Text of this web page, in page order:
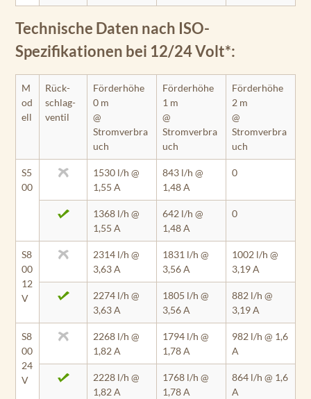
Technische Daten nach ISO-
Spezifikationen bei 12/24 Volt*:
M
od
ell
Rück­
schlag­
ventil
Förderhöhe
0 m
@
Stromverbra
uch
Förderhöhe
1 m
@
Stromverbra
uch
Förderhöhe
2 m
@
Stromverbra
uch
S5
00
1530 l/h @
1,55 A
843 l/h @
1,48 A
0
1368 l/h @
1,55 A
642 l/h @
1,48 A
0
S8
00
12
V
2314 l/h @
3,63 A
1831 l/h @
3,56 A
1002 l/h @
3,19 A
2274 l/h @
3,63 A
1805 l/h @
3,56 A
882 l/h @
3,19 A
S8
00
24
V
2268 l/h @
1,82 A
1794 l/h @
1,78 A
982 l/h @ 1,6
A
2228 l/h @
1,82 A
1768 l/h @
1,78 A
864 l/h @ 1,6
A